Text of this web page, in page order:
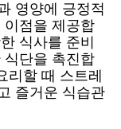
영양에 긍정적
이점을 제공합
식사를 준비
식단을 촉진합
리할 때 스트레
즐거운 식습관